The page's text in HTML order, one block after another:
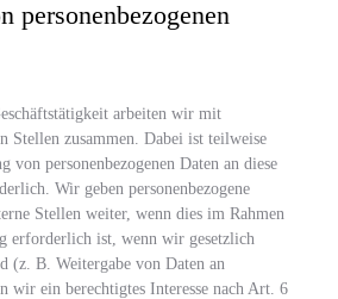
personenbezogenen
arbeiten wir mit
Stellen zusammen. Dabei ist teilweise
von personenbezogenen Daten an diese
Wir geben personenbezogene
Stellen weiter, wenn dies im Rahmen
erforderlich ist, wenn wir gesetzlich
(z. B. Weitergabe von Daten an
wir ein berechtigtes Interesse nach Art. 6